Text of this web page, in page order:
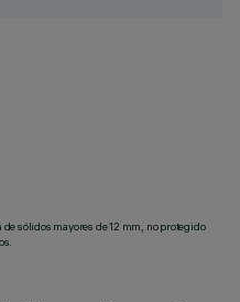
sólidos mayores de 12 mm, no protegido